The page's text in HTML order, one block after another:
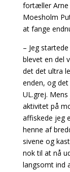
fortæller Arne
Moesholm
at fange
– Jeg
blevet en del
det det ultra
enden, og
UL.grej.
aktivitet på
affiskede jeg
henne af
sivene og
nok til at nå
langsomt ind